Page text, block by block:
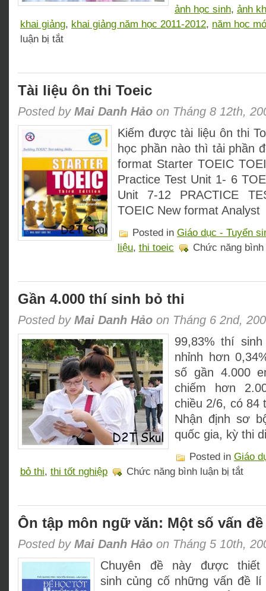
ảnh học sinh, ảnh
khai giảng, khai giảng năm học 2011-2012, năm học
luận bị tắtở
giảng
sớm
ở
đô
Tài liệu ôn thi Toeic
Posted by Mai Danh Hảo on Tháng 8 12th,
Kiếm được tài liệu ôn thi
học phần nào thì tải phần
format Starter TOEIC
Practice Test Unit 1- 6
Unit 7-12 PRACTICE
TOEIC New format Analyst
Posted in Giáo dục - Tuyển
liệu, thi toeic Chức năng
Gần 4.000 thí sinh bỏ thi
Posted by Mai Danh Hảo on Tháng 6 2nd,
99,83% thí
nhỉnh hơn
số gần 4.000
chiếm hơn
chiều 2/6, có 84
Nhận định sơ
quốc gia, kỳ thi
Posted in Giáo
bỏ thi, thi tốt nghiệp Chức năng bình luận bị tắtở
sinh
thi
Ôn tập môn ngữ văn: Một số vấn
Posted by Mai Danh Hảo on Tháng 5 10th,
Chuyên đề này được
sinh củng cố những vấn đề